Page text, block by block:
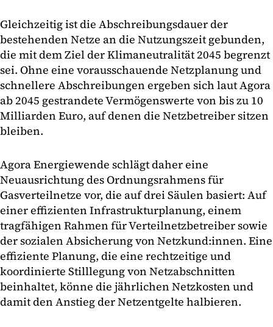
Gleichzeitig ist die Abschreibungsdauer der
bestehenden Netze an die Nutzungszeit gebunden,
die mit dem Ziel der Klimaneutralität 2045 begrenzt
sei. Ohne eine vorausschauende Netzplanung und
schnellere Abschreibungen ergeben sich laut Agora
ab 2045 gestrandete Vermögenswerte von bis zu 10
Milliarden Euro, auf denen die Netzbetreiber sitzen
bleiben.
Agora Energiewende schlägt daher eine
Neuausrichtung des Ordnungsrahmens für
Gasverteilnetze vor, die auf drei Säulen basiert: Auf
einer effizienten Infrastrukturplanung, einem
tragfähigen Rahmen für Verteilnetzbetreiber sowie
der sozialen Absicherung von Netzkund:innen. Eine
effiziente Planung, die eine rechtzeitige und
koordinierte Stilllegung von Netzabschnitten
beinhaltet, könne die jährlichen Netzkosten und
damit den Anstieg der Netzentgelte halbieren.